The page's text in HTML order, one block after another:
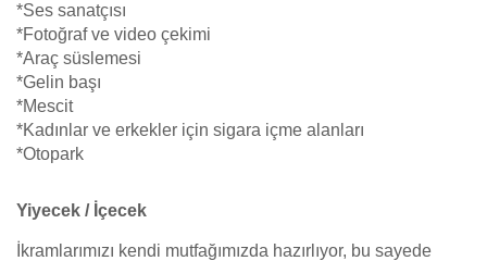
*Ses sanatçısı
*Fotoğraf ve video çekimi
*Araç süslemesi
*Gelin başı
*Mescit
*Kadınlar ve erkekler için sigara içme alanları
*Otopark
Yiyecek / İçecek
İkramlarımızı kendi mutfağımızda hazırlıyor, bu sayede